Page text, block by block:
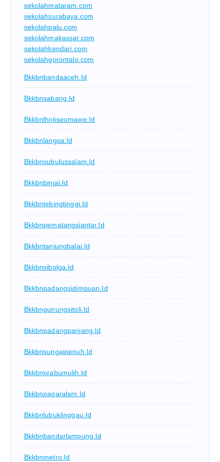
sekolahmataram.com
sekolahsurabaya.com
sekolahpalu.com
sekolahmakassar.com
sekolahkendari.com
sekolahgorontalo.com
Bkkbnbandaaceh.id
Bkkbnsabang.id
Bkkbnlhokseumawe.id
Bkkbnlangsa.id
Bkkbnsubulussalam.id
Bkkbnbinjai.id
Bkkbntebingtinggi.id
Bkkbnpematangsiantar.id
Bkkbntanjungbalai.id
Bkkbnsibolga.id
Bkkbnpadangsidimpuan.id
Bkkbngunungsitoli.id
Bkkbnpadangpanjang.id
Bkkbnsungaipenuh.id
Bkkbnprabumulih.id
Bkkbnpagaralam.id
Bkkbnlubuklinggau.id
Bkkbnbandarlampung.id
Bkkbnmetro.id